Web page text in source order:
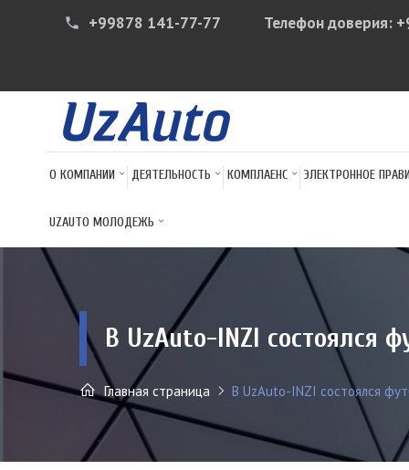
phone +99878 141-77-77 Телефон доверия:
О КОМПАНИИ ДЕЯТЕЛЬНОСТЬ КОМПЛАЕНС ЭЛЕКТРОННОЕ
UZAUTO МОЛОДЕЖЬ
В UzAuto-INZI состоялся
Главная страница В UzAuto-INZI состоялся